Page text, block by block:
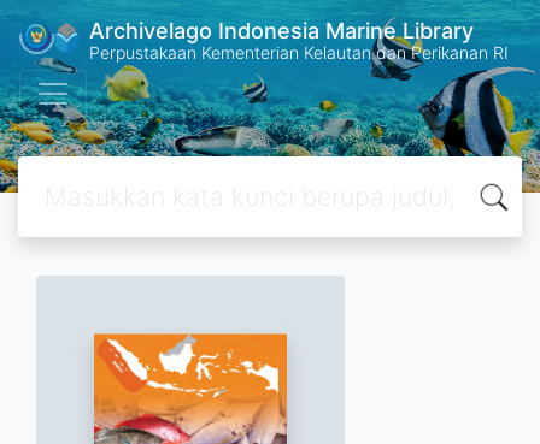
Archivelago Indonesia Marine Library
Perpustakaan Kementerian Kelautan dan Perikanan RI